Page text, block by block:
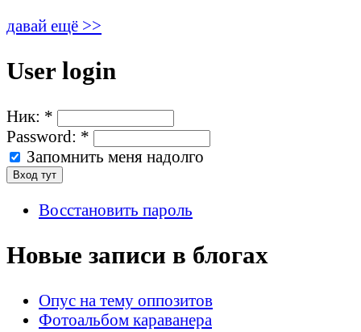
давай ещё >>
User login
Ник: *
Password: *
Запомнить меня надолго
Восстановить пароль
Новые записи в блогах
Опус на тему оппозитов
Фотоальбом караванера